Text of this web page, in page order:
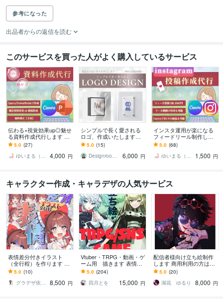
参考になった
出品者からの返信を読む
このサービスを買った人がよく購入しているサービス
伝わる×視覚効果up◎魅せ
る資料作成代行します 時
短＆高品質！パワポ・Can
va資料でビジネス加速◎
5.0 (27)
ゆいまる（Canva★デザイナー）
4,000 円
シンプルで長く愛される
ロゴ、作成いたします
【微修正無制限】お手頃
価格で高品質なデザイン
を提供いたします
5.0 (15)
Designroom I ＆ 愛
6,000 円
インスタ運用が楽になる
フィードリール制作しま
す Canvaテンプレートで
すぐ投稿！インスタ映え
も◎
5.0 (68)
ゆいまる（Canva★デザイナー）
1,500 円
キャラクター作成・キャラデザの人気サービス
表情差分付きイラスト
（全行程）を作ります 配
信にオススメ！演出に合
わせたイラストを全行程
お作りします！
5.0 (10)
グラデザ依頼 ※活動名（グラデザねっこ）
8,500 円
Vtuber・TRPG・動画・ゲ
ーム用 描きます 表情差
分2枚無料付き（腰上～全
身制作の場合）
5.0 (204)
四月とを
15,000 円
配信者様向け立ち絵制作
します 商用利用の方はこ
ちらをご覧ください
5.0 (20)
湖花 ゆるり
8,000 円